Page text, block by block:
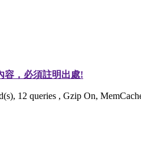
容，必須註明出處!
12 queries , Gzip On,